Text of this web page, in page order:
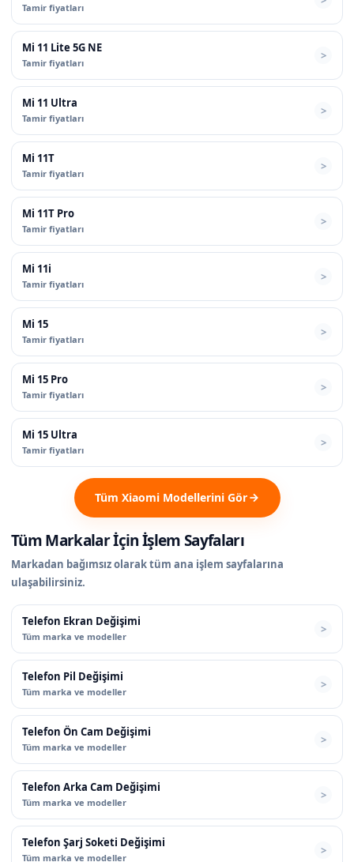
Tamir fiyatları
Mi 11 Lite 5G NE
Tamir fiyatları
Mi 11 Ultra
Tamir fiyatları
Mi 11T
Tamir fiyatları
Mi 11T Pro
Tamir fiyatları
Mi 11i
Tamir fiyatları
Mi 15
Tamir fiyatları
Mi 15 Pro
Tamir fiyatları
Mi 15 Ultra
Tamir fiyatları
Tüm Xiaomi Modellerini Gör
Tüm Markalar İçin İşlem Sayfaları
Markadan bağımsız olarak tüm ana işlem sayfalarına
ulaşabilirsiniz.
Telefon Ekran Değişimi
Tüm marka ve modeller
Telefon Pil Değişimi
Tüm marka ve modeller
Telefon Ön Cam Değişimi
Tüm marka ve modeller
Telefon Arka Cam Değişimi
Tüm marka ve modeller
Telefon Şarj Soketi Değişimi
Tüm marka ve modeller